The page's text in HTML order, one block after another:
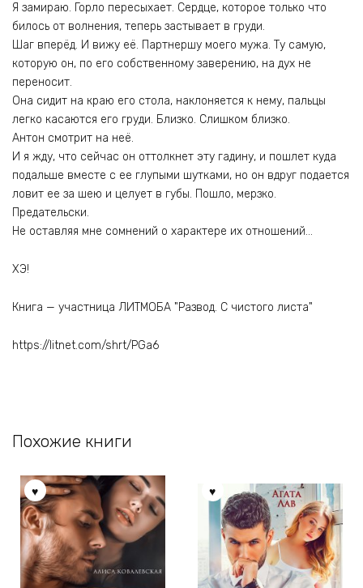
Я замираю. Горло пересыхает. Сердце, которое только что
билось от волнения, теперь застывает в груди.
Шаг вперёд. И вижу её. Партнершу моего мужа. Ту самую,
которую он, по его собственному заверению, на дух не
переносит.
Она сидит на краю его стола, наклоняется к нему, пальцы
легко касаются его груди. Близко. Слишком близко.
Антон смотрит на неё.
И я жду, что сейчас он оттолкнет эту гадину, и пошлет куда
подальше вместе с ее глупыми шутками, но он вдруг подается
ловит ее за шею и целует в губы. Пошло, мерзко.
Предательски.
Не оставляя мне сомнений о характере их отношений…
ХЭ!
Книга — участница ЛИТМОБА "Развод. С чистого листа"
https://litnet.com/shrt/PGa6
Похожие книги